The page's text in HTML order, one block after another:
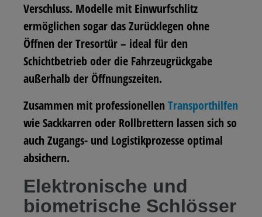
Verschluss. Modelle mit Einwurfschlitz
ermöglichen sogar das Zurücklegen ohne
Öffnen der Tresortür – ideal für den
Schichtbetrieb oder die Fahrzeugrückgabe
außerhalb der Öffnungszeiten.
Zusammen mit professionellen Transporthilfen
wie Sackkarren oder Rollbrettern lassen sich so
auch Zugangs- und Logistikprozesse optimal
absichern.
Elektronische und
biometrische Schlösser